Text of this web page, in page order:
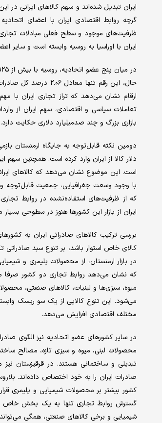
گرچه روابط اقتصادی ایران با اعضای
ظرفیت‌های موجود و سطح فعلی مبادلات
ایران با اوراسیا به روسیه وابسته است و سایر
ارقام نشان می‌دهد که تراز تجاری ایران با
بازاری بزرگ و چند صد‌میلیارد دلاری حکایت دارد.
است. این موضوع نشان می‌دهد که کالاهای ایرانی
که از ظرفیت‌های استفاده‌نشده در روابط
ایران از بازار این کشورها هنوز در سطوحی بسیار
بررسی ترکیب کالاهای صادراتی ایران به
کالای خاص استوار باشد، بر تنوع سبد
در بازار ارمنستان، از محصولات پلیمری و
که نشان می‌دهد روابط تجاری دو کشور صرفا
میوه، سبزی‌ها و لبنیات، کالاهای صنعتی،
می‌شود. این تنوع کالایی از یک سو ریسک
مختلف اقتصادی افزایش می‌دهد.
در سایر کشورهای عضو اتحادیه نیز الگوی
محصولات لبنی، میوه و سبزی تازه، مصالح
تبدیلی و ساختمانی هستند. در قرقیزستان
صادرات ایران را به خود اختصاص داده‌اند.
کشور بیشتر بر محصولات شیمیایی و پلیمری
گسترش روابط تجاری تنها به یک بخش خاص
شیمیایی و برخی کالاهای صنعتی، همگی می‌توانند